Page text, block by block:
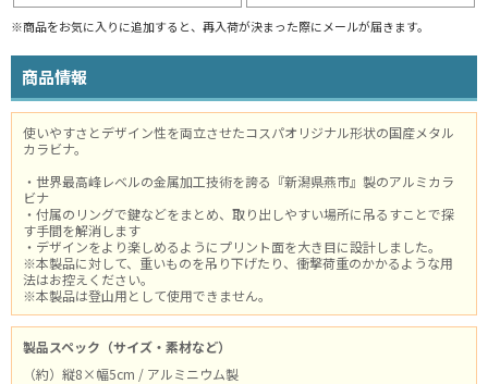
※商品をお気に入りに追加すると、再入荷が決まった際にメールが届きます。
商品情報
使いやすさとデザイン性を両立させたコスパオリジナル形状の国産メタル
カラビナ。
・世界最高峰レベルの金属加工技術を誇る『新潟県燕市』製のアルミカラ
ビナ
・付属のリングで鍵などをまとめ、取り出しやすい場所に吊るすことで探
す手間を解消します
・デザインをより楽しめるようにプリント面を大き目に設計しました。
※本製品に対して、重いものを吊り下げたり、衝撃荷重のかかるような用
法はお控えください。
※本製品は登山用として使用できません。
製品スペック（サイズ・素材など）
（約）縦8×幅5cm / アルミニウム製